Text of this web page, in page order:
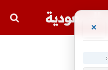
السعودية
×